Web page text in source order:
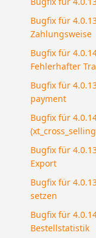
Bugfix für
Zahlungsweise
Bugfix für
Fehlerhafter
Bugfix für
payment
Bugfix für
Bugfix für
Export
Bugfix für
setzen
Bugfix für
Bestellstatistik